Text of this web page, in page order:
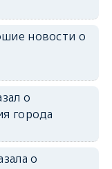
новости о
о
города
о